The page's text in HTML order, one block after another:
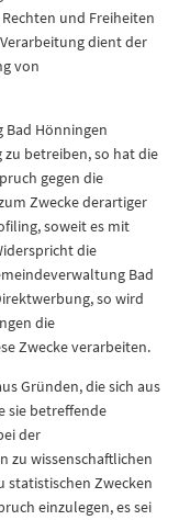
und Freiheiten
dient der
von
Hönningen
betreiben, so hat die
gegen die
Zwecke derartiger
soweit es mit
die
Bad
so wird
die
Zwecke verarbeiten.
Gründen, die sich aus
sie betreffende
der
zu wissenschaftlichen
statistischen Zwecken
einzulegen, es sei